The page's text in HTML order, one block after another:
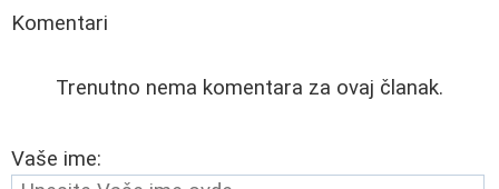
Komentari
Trenutno nema komentara za ovaj članak.
Vaše ime: